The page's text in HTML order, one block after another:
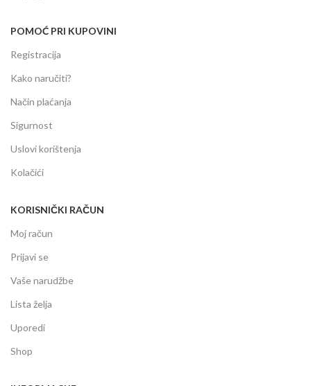
POMOĆ PRI KUPOVINI
Registracija
Kako naručiti?
Način plaćanja
Sigurnost
Uslovi korištenja
Kolačići
KORISNIČKI RAČUN
Moj račun
Prijavi se
Vaše narudžbe
Lista želja
Uporedi
Shop